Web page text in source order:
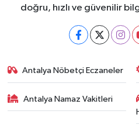
doğru, hızlı ve güvenilir
Antalya Nöbetçi Eczaneler
Antalya Namaz Vakitleri